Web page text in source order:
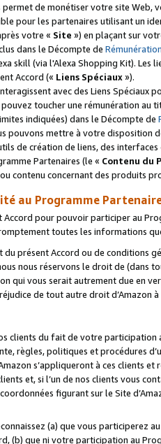
de monétiser votre site Web,
pour les partenaires utilisant un
votre « Site ») en plaçant sur
dans le Décompte de
skill (via l'Alexa Shopping Kit).
Accord (« Liens Spéciaux»).
avec des Liens Spéciaux
toucher une rémunération
indiquées) dans le Décompte de
pouvons mettre à votre disposition
de création de liens, des
Partenaires (le « Contenu du
contenu concernant des produits
au Programme
Accord pour pouvoir participer au
toutes les informations
présent Accord ou de conditions
nous réservons le droit de (dans
qui vous serait autrement due en
de tout autre droit
clients du fait de votre
règles, politiques et procédures
s’appliqueront à ces clients
et, si l’un de nos clients vous
figurant sur le Site
(a) que vous participerez
(b) que ni votre participation au